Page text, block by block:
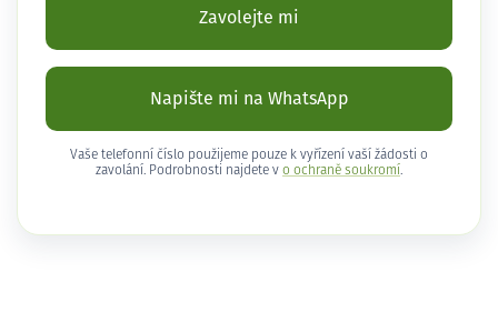
Zavolejte mi
Napište mi na WhatsApp
Vaše telefonní číslo použijeme pouze k vyřízení vaší žádosti o
zavolání. Podrobnosti najdete v o ochraně soukromí .